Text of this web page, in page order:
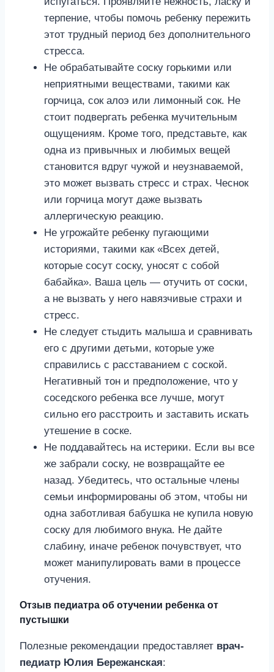
терпение, чтобы помочь ребенку пережить
этот трудный период без дополнительного
стресса.
Не обрабатывайте соску горькими или
неприятными веществами, такими как
горчица, сок алоэ или лимонный сок. Не
стоит подвергать ребенка мучительным
ощущениям. Кроме того, представьте, как
одна из привычных и любимых вещей
становится вдруг чужой и неузнаваемой,
это может вызвать стресс и страх. Чеснок
или горчица могут даже вызвать
аллергическую реакцию.
Не угрожайте ребенку пугающими
историями, такими как «Всех детей,
которые сосут соску, уносят с собой
бабайка». Ваша цель — отучить от соски,
а не вызвать у него навязчивые страхи и
стресс.
Не следует стыдить малыша и сравнивать
его с другими детьми, которые уже
справились с расставанием с соской.
Негативный тон и предположение, что у
соседского ребенка все лучше, могут
сильно его расстроить и заставить искать
утешение в соске.
Не поддавайтесь на истерики. Если вы все
же забрали соску, не возвращайте ее
назад. Убедитесь, что остальные члены
семьи информированы об этом, чтобы ни
одна заботливая бабушка не купила новую
соску для любимого внука. Не дайте
слабину, иначе ребенок почувствует, что
может манипулировать вами в процессе
отучения.
Отзыв педиатра об отучении ребенка от
пустышки
Полезные рекомендации предоставляет врач-
педиатр Юлия Бережанская: